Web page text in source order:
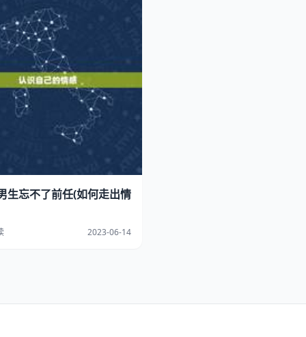
生忘不了前任(如何走出情
2023-06-14